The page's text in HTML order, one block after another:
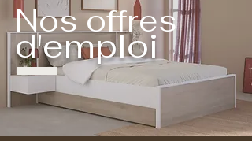
Nos offres
d'emploi